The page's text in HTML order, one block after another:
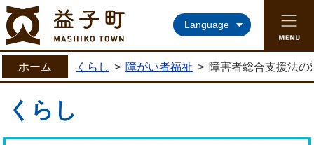
益子町ホームページ
Language
ホーム くらし > 障がい者福祉 > 障害者総合支援法
くらし